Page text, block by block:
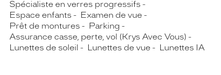
Spécialiste en verres progressifs
Espace enfants
Examen de vue
Prêt de montures
Parking
Assurance casse, perte, vol (Krys Avec Vous)
Lunettes de soleil
Lunettes de vue Lunettes IA